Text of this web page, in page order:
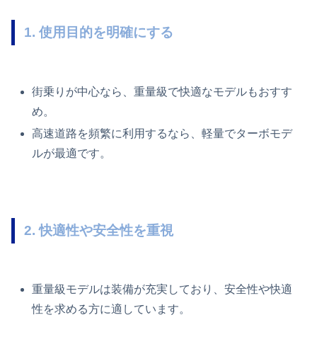
1. 使用目的を明確にする
街乗りが中心なら、重量級で快適なモデルもおすす
め。
高速道路を頻繁に利用するなら、軽量でターボモデ
ルが最適です。
2. 快適性や安全性を重視
重量級モデルは装備が充実しており、安全性や快適
性を求める方に適しています。